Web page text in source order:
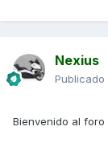
Nexius
Publicado
Bienvenido al foro